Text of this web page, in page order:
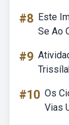
#8 Este
Se Ao
#9
#10 Os
Vias